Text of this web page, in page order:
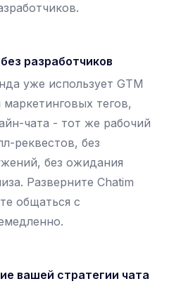
разработчиков
уже использует GTM
тегов,
чата - тот же рабочий
реквестов, без
без ожидания
Разверните Chatim
общаться с
вашей стратегии чата